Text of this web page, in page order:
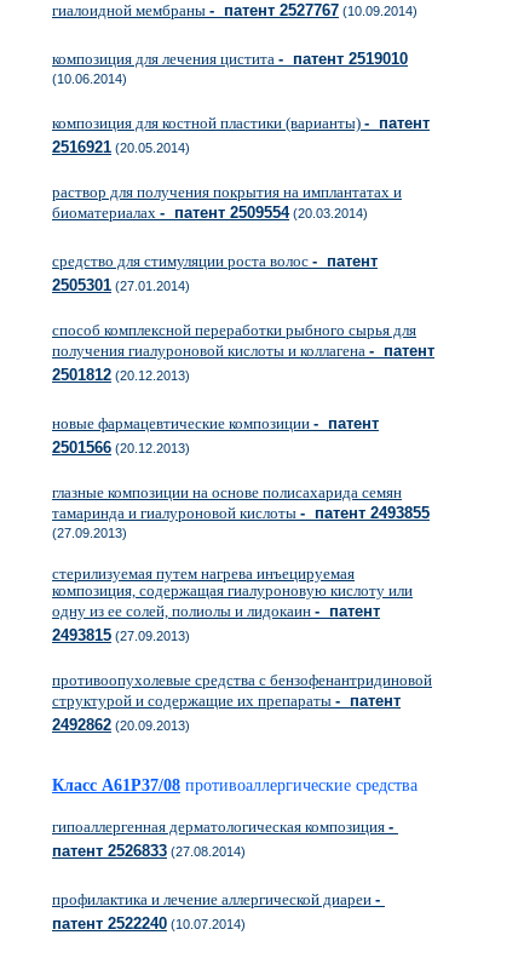
гиалоидной мембраны - патент 2527767 (10.09.2014)
композиция для лечения цистита - патент 2519010
(10.06.2014)
композиция для костной пластики (варианты) - патент
2516921 (20.05.2014)
раствор для получения покрытия на имплантатах и
биоматериалах - патент 2509554(20.03.2014)
средство для стимуляции роста волос - патент
2505301 (27.01.2014)
способ комплексной переработки рыбного сырья для
получения гиалуроновой кислоты и коллагена - патент
2501812 (20.12.2013)
новые фармацевтические композиции - патент
2501566 (20.12.2013)
глазные композиции на основе полисахарида семян
тамаринда и гиалуроновой кислоты - патент 2493855
(27.09.2013)
стерилизуемая путем нагрева инъецируемая
композиция, содержащая гиалуроновую кислоту или
одну из ее солей, полиолы и лидокаин - патент
2493815 (27.09.2013)
противоопухолевые средства с бензофенантридиновой
структурой и содержащие их препараты - патент
2492862 (20.09.2013)
Класс A61P37/08 противоаллергические средства
гипоаллергенная дерматологическая композиция -
патент 2526833 (27.08.2014)
профилактика и лечение аллергической диареи -
патент 2522240 (10.07.2014)